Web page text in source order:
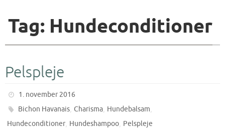
Tag: Hundeconditioner
Pelspleje
1. november 2016
Bichon Havanais,Charisma, Hundebalsam,
Hundeconditioner, Hundeshampoo, Pelspleje